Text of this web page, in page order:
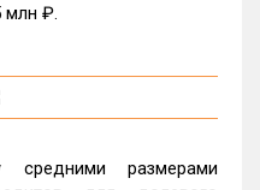
млн ₽.
размерами